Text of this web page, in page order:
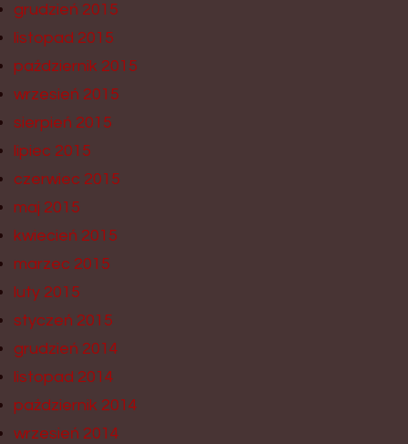
grudzień 2015
listopad 2015
październik 2015
wrzesień 2015
sierpień 2015
lipiec 2015
czerwiec 2015
maj 2015
kwiecień 2015
marzec 2015
luty 2015
styczeń 2015
grudzień 2014
listopad 2014
październik 2014
wrzesień 2014